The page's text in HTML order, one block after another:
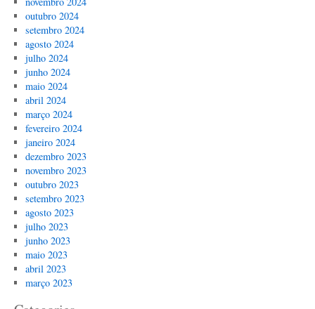
outubro 2024
setembro 2024
agosto 2024
julho 2024
junho 2024
maio 2024
abril 2024
março 2024
fevereiro 2024
janeiro 2024
dezembro 2023
novembro 2023
outubro 2023
setembro 2023
agosto 2023
julho 2023
junho 2023
maio 2023
abril 2023
março 2023